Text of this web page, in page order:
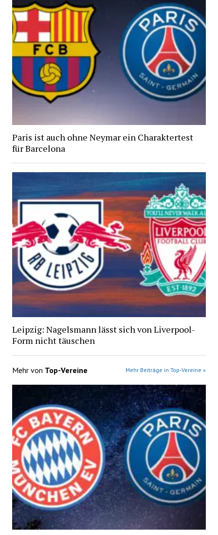
Paris ist auch ohne Neymar ein Charaktertest
für Barcelona
Leipzig: Nagelsmann lässt sich von Liverpool-
Form nicht täuschen
Mehr von Top-Vereine Mehr Beiträge in Top-Vereine »